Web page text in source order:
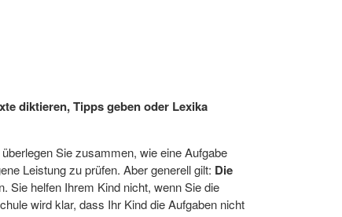
diktieren, Tipps geben oder Lexika
Sie zusammen, wie eine Aufgabe
Leistung zu prüfen. Aber generell gilt: Die
Sie helfen Ihrem Kind nicht, wenn Sie die
wird klar, dass Ihr Kind die Aufgaben nicht